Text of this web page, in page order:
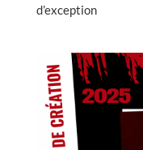
d’exception